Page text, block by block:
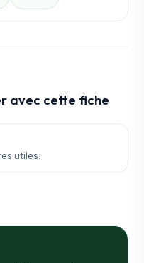
avec cette fiche
utiles.